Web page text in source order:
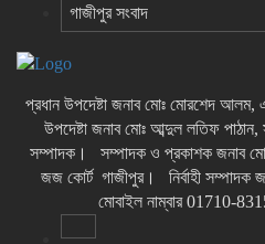
গাজীপুর সংবাদ
প্রধান উপদেষ্টা জনাব মোঃ মোরশেদ
উপদেষ্টা জনাব মোঃ আব্দুল লতিফ পাঠান,
সম্পাদক। সম্পাদক ও প্রকাশক জনাব
জজ কোর্ট গাজীপুর। নির্বাহী সম্পাদক
মোবাইল নাম্বার 01710-